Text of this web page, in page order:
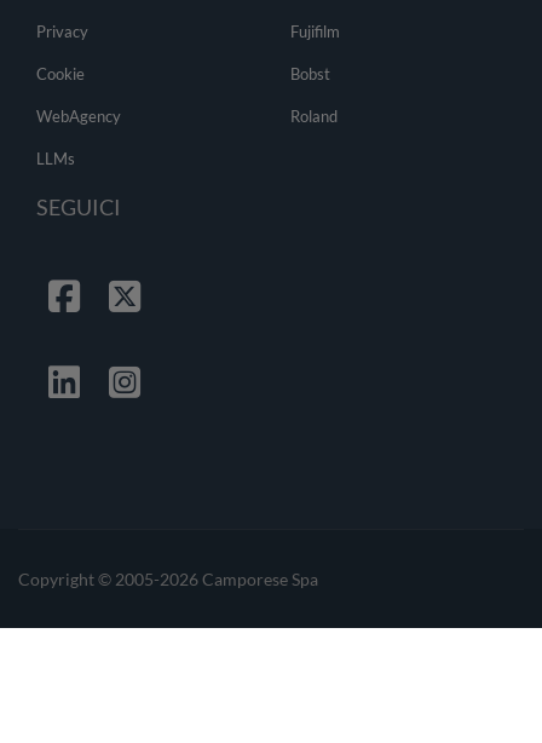
Privacy
Cookie
WebAgency
LLMs
Fujifilm
Bobst
Roland
SEGUICI
Copyright © 2005-2026 Camporese Spa